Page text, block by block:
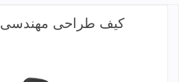
کیف طراحی مهندسی 50X70CM